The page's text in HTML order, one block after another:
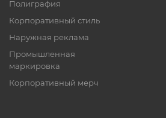
Полиграфия
Корпоративный стиль
Наружная реклама
Промышленная
маркировка
Корпоративный мерч